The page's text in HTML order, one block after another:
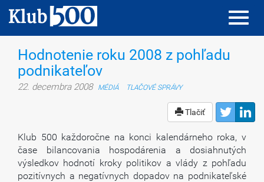
Hodnotenie roku 2008 z pohľadu
podnikateľov
22. decembra 2008 MÉDIÁ TLAČOVÉ SPRÁVY
Tlačiť
Klub 500 každoročne na konci kalendárneho roka, v
čase bilancovania hospodárenia a dosiahnutých
výsledkov hodnotí kroky politikov a vlády z pohľadu
pozitívnych a negatívnych dopadov na podnikateľské